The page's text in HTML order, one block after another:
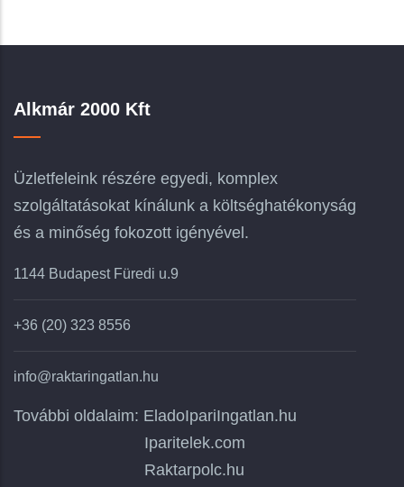
Alkmár 2000 Kft
Üzletfeleink részére egyedi, komplex
szolgáltatásokat kínálunk a költséghatékonyság
és a minőség fokozott igényével.
1144 Budapest Füredi u.9
+36 (20) 323 8556
info@raktaringatlan.hu
További oldalaim: EladoIpariIngatlan.hu
Iparitelek.com
Raktarpolc.hu